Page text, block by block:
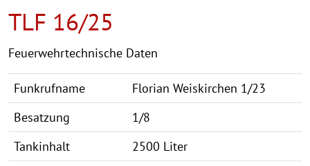
TLF 16/25
Feuerwehrtechnische Daten
Funkrufname
Florian Weiskirchen 1/23
Besatzung
1/8
Tankinhalt
2500 Liter